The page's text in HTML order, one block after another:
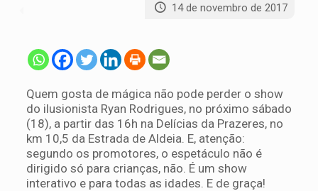
14 de novembro de 2017
Quem gosta de mágica não pode perder o show
do ilusionista Ryan Rodrigues, no próximo sábado
(18), a partir das 16h na Delícias da Prazeres, no
km 10,5 da Estrada de Aldeia. E, atenção:
segundo os promotores, o espetáculo não é
dirigido só para crianças, não. É um show
interativo e para todas as idades. E de graça!